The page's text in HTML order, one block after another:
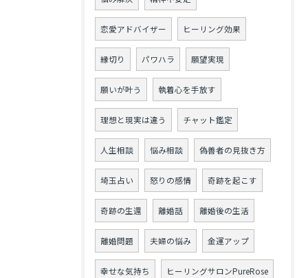
恋愛アドバイザー ヒーリング効果
縁切り パワハラ 願望実現
願いが叶う 執着心を手放す
理想と現実は違う チャット鑑定
人生相談 悩み相談 偽善者の見抜き方
埼玉占い 怒りの感情 奇跡を起こす
奇跡の生還 離婚話 離婚後の生活
離婚問題 夫婦の悩み 金運アップ
幸せな気持ち ヒーリングサロンPureRose